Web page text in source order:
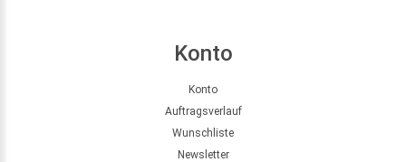
Konto
Konto
Auftragsverlauf
Wunschliste
Newsletter